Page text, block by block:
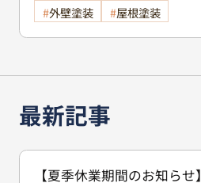
最新記事
【夏季休業期間のお知らせ】
外壁塗装
屋根塗装